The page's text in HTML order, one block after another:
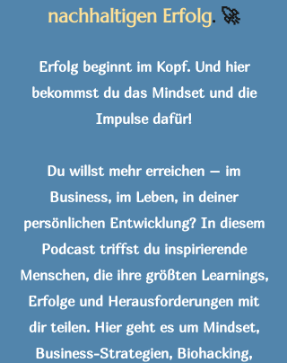
nachhaltigen Erfolg. 🚀
Erfolg beginnt im Kopf. Und hier
bekommst du das Mindset und die
Impulse dafür!
Du willst mehr erreichen – im
Business, im Leben, in deiner
persönlichen Entwicklung? In diesem
Podcast triffst du inspirierende
Menschen, die ihre größten Learnings,
Erfolge und Herausforderungen mit
dir teilen. Hier geht es um Mindset,
Business-Strategien, Biohacking,